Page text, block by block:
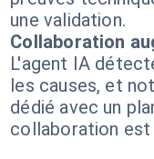
une validation.
Collaboration
L'agent IA
les causes, et
dédié avec un
collaboration est